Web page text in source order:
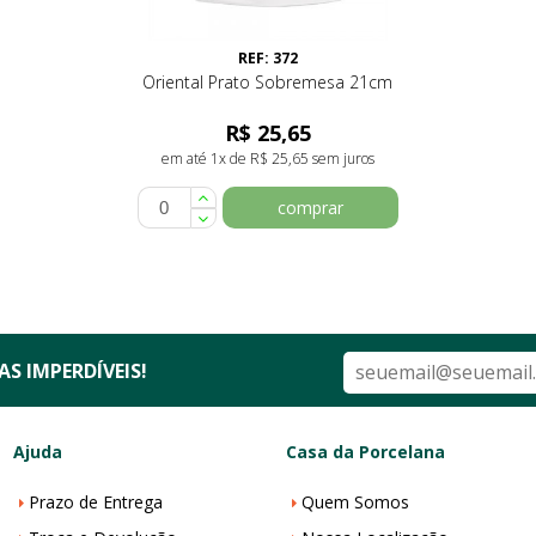
REF: 372
Oriental Prato Sobremesa 21cm
R$ 25,65
em até 1x de R$ 25,65 sem juros
comprar
IMPERDÍVEIS!
Ajuda
Prazo de Entrega
Casa da Porcelana
Quem Somos